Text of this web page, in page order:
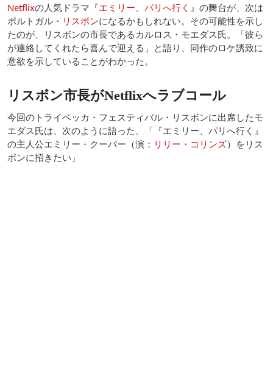
Netflixの人気ドラマ『エミリー、パリへ行く 』の舞台が、次は
ポルトガル・ リスボンになるかもしれない。その可能性を示し
たのが、リスボンの市長であるカルロス・モエダス氏。「彼ら
が連絡してくれたら喜んで迎える」と語り、同作のロケ誘致に
意欲を示していることがわかった。
リスボン市長がNetflixへラブコール
今回のトライベッカ・フェスティバル・リスボンに出席したモ
エダス氏は、次のように語った。「『エミリー、パリへ行く』
の主人公エミリー・クーパー（演： リリー・コリンズ）をリス
ボンに招きたい」